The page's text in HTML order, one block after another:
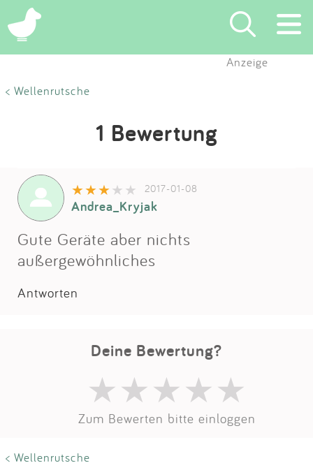
Eintragen
Blog
Partner
Anzeige
< Wellenrutsche
1 Bewertung
2017-01-08
Andrea_Kryjak
Gute Geräte aber nichts
außergewöhnliches
Antworten
Deine Bewertung?
Zum Bewerten bitte einloggen
< Wellenrutsche